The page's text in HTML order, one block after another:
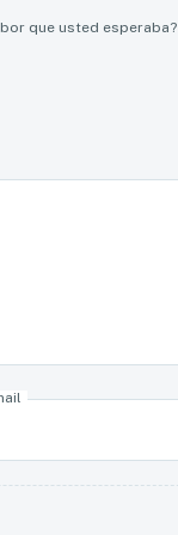
que usted esperaba?